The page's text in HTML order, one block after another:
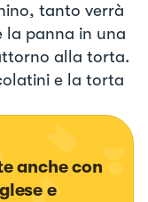
tanto verrà
la panna in una
alla torta.
e la torta
anche con
e